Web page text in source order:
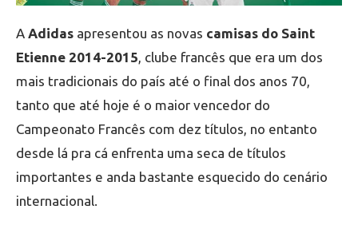
A Adidas apresentou as novas camisas do Saint
Etienne 2014-2015 , clube francês que era um dos
mais tradicionais do país até o final dos anos 70,
tanto que até hoje é o maior vencedor do
Campeonato Francês com dez títulos, no entanto
desde lá pra cá enfrenta uma seca de títulos
importantes e anda bastante esquecido do cenário
internacional.